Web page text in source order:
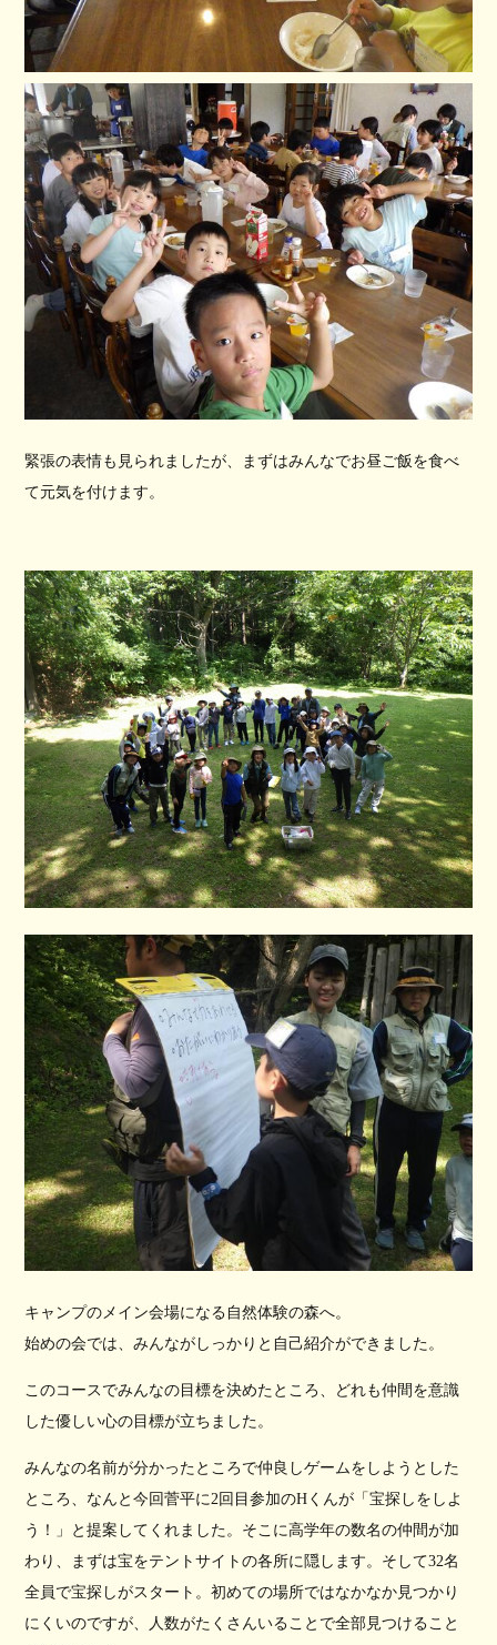
緊張の表情も見られましたが、まずはみんなでお昼ご飯を食べ
て元気を付けます。
キャンプのメイン会場になる自然体験の森へ。
始めの会では、みんながしっかりと自己紹介ができました。
このコースでみんなの目標を決めたところ、どれも仲間を意識
した優しい心の目標が立ちました。
みんなの名前が分かったところで仲良しゲームをしようとした
ところ、なんと今回菅平に2回目参加のHくんが「宝探しをしよ
う！」と提案してくれました。そこに高学年の数名の仲間が加
わり、まずは宝をテントサイトの各所に隠します。そして32名
全員で宝探しがスタート。初めての場所ではなかなか見つかり
にくいのですが、人数がたくさんいることで全部見つけること